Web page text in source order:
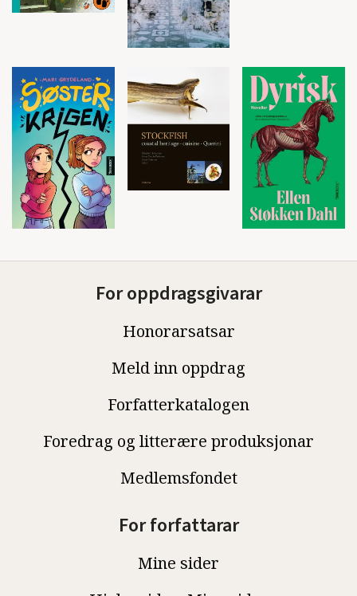
For oppdragsgivarar
Honorarsatsar
Meld inn oppdrag
Forfatterkatalogen
Foredrag og litterære produksjonar
Medlemsfondet
For forfattarar
Mine sider